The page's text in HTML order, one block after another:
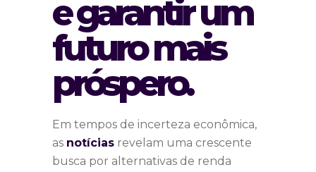
e garantir um
futuro mais
próspero.
Em tempos de incerteza econômica,
as notícias revelam uma crescente
busca por alternativas de renda